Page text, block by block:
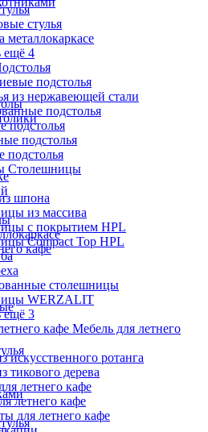
стулья
металлокаркасе
ещё 4
подстолья
из нержавеющей стали
подстолья
подстолья
подстолья
подстолья
Столешницы
шпона
из массива
с покрытием HPL
Сompact Top HPL
столешницы
WERZALIT
ещё 3
Мебель для летнего
искусственного ротанга
тикового дерева
летнего кафе
летнего кафе
для летнего кафе
кафе